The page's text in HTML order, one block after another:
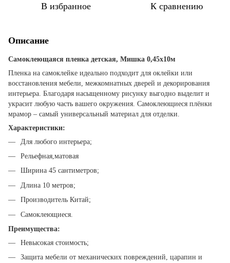
В избранное К сравнению
Описание
Самоклеющаяся пленка детская, Мишка 0,45х10м
Пленка на самоклейке идеально подходит для оклейки или
восстановления мебели, межкомнатных дверей и декорирования
интерьера. Благодаря насыщенному рисунку выгодно выделит и
украсит любую часть вашего окружения. Самоклеющиеся плёнки
мрамор – самый универсальный материал для отделки.
Характеристики:
Для любого интерьера;
Рельефная,матовая
Ширина 45 сантиметров;
Длина 10 метров;
Производитель Китай;
Самоклеющиеся.
Преимущества:
Невысокая стоимость;
Защита мебели от механических повреждений, царапин и